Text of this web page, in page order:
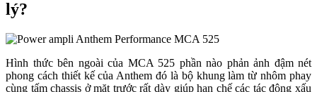
lý?
Hình thức bên ngoài của MCA 525 phần nào phản ảnh đậm nét
phong cách thiết kế của Anthem đó là bộ khung làm từ nhôm phay
cùng tấm chassis ở mặt trước rất dày giúp hạn chế các tác động xấu